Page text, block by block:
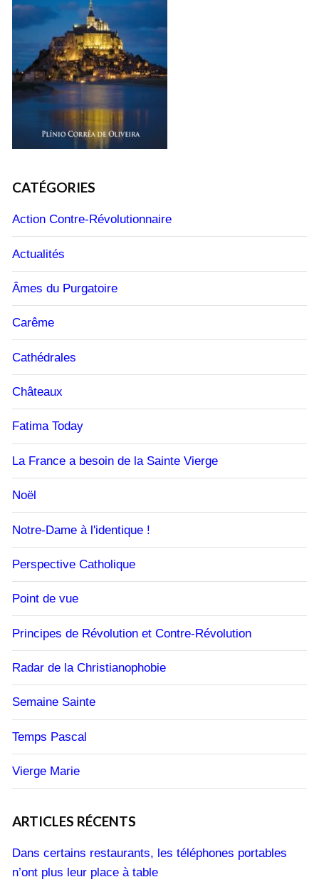
CATÉGORIES
Action Contre-Révolutionnaire
Actualités
Âmes du Purgatoire
Carême
Cathédrales
Châteaux
Fatima Today
La France a besoin de la Sainte Vierge
Noël
Notre-Dame à l'identique !
Perspective Catholique
Point de vue
Principes de Révolution et Contre-Révolution
Radar de la Christianophobie
Semaine Sainte
Temps Pascal
Vierge Marie
ARTICLES RÉCENTS
Dans certains restaurants, les téléphones portables
n’ont plus leur place à table